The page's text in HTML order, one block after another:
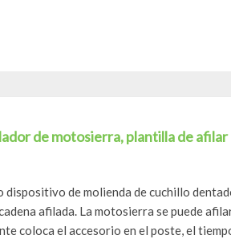
de motosierra, plantilla de
dispositivo de molienda de cuchillo
afilada. La motosierra se puede
coloca el accesorio en el poste, el